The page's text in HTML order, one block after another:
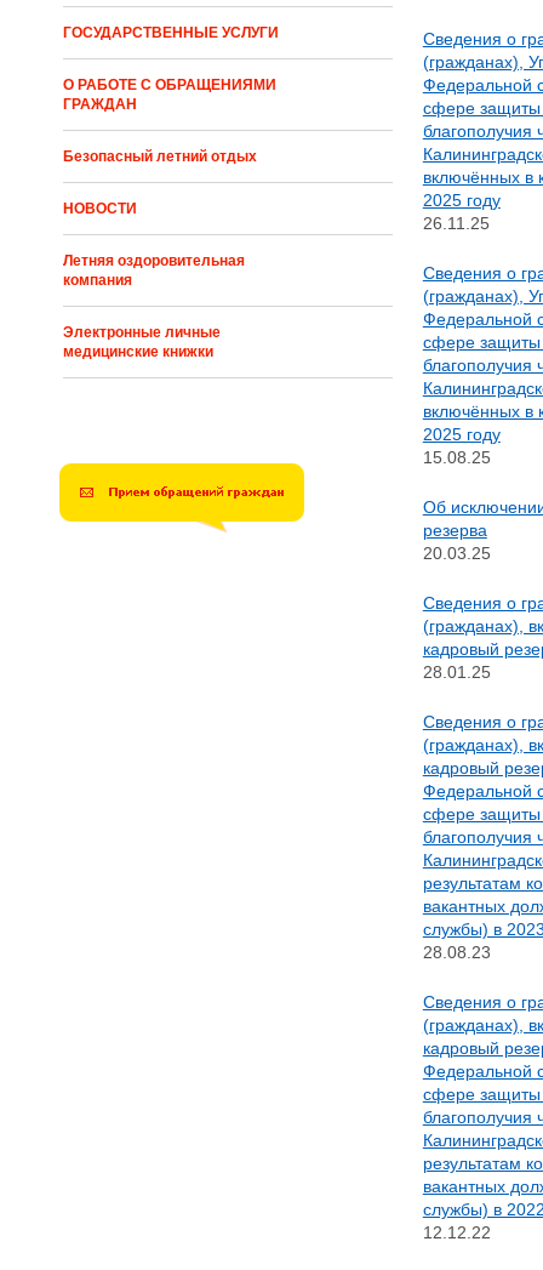
ГОСУДАРСТВЕННЫЕ УСЛУГИ
О РАБОТЕ С ОБРАЩЕНИЯМИ
ГРАЖДАН
Безопасный летний отдых
НОВОСТИ
Летняя оздоровительная
компания
Электронные личные
медицинские книжки
Сведения о
(гражданах),
Федеральной
сфере защиты
благополучия
включённых в
2025 году
26.11.25
Сведения о
(гражданах),
Федеральной
сфере защиты
благополучия
включённых в
2025 году
15.08.25
Об
резерва
20.03.25
Сведения о
(гражданах),
кадровый
28.01.25
Сведения о
(гражданах),
кадровый
Федеральной
сфере защиты
благополучия
результатам
вакантных
службы) в
28.08.23
Сведения о
(гражданах),
кадровый
Федеральной
сфере защиты
благополучия
результатам
вакантных
службы) в
12.12.22